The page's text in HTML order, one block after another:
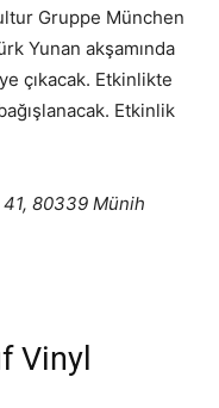
Gruppe München
Yunan akşamında
çıkacak. Etkinlikte
Etkinlik
80339 Münih
Vinyl